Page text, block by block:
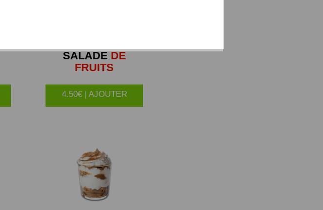
SALADEDE
FRUITS
4.50€ | AJOUTER